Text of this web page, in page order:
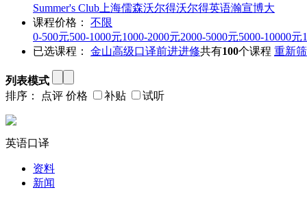
Summer's Club 上海儒森沃尔得沃尔得英语瀚宣博大
课程价格：
不限
0-500元500-1000元1000-2000元2000-5000元5000-10000元
已选课程：
金山高级口译前进进修共有100个课程 重新
列表模式
排序：
点评 价格 补贴 试听
英语口译
资料
新闻